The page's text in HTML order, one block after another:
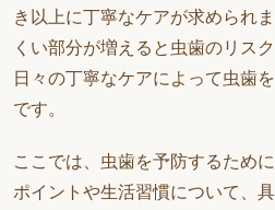
き以上に丁寧なケアが求められ
くい部分が増えると虫歯のリス
日々の丁寧なケアによって虫歯
です。
ここでは、虫歯を予防するため
ポイントや生活習慣について、